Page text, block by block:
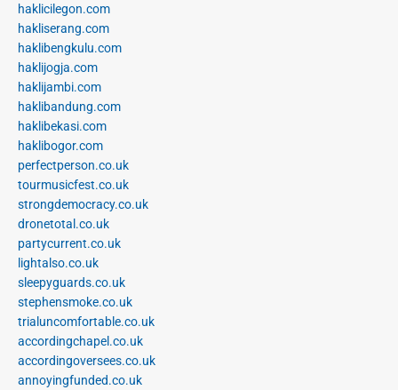
haklicilegon.com
hakliserang.com
haklibengkulu.com
haklijogja.com
haklijambi.com
haklibandung.com
haklibekasi.com
haklibogor.com
perfectperson.co.uk
tourmusicfest.co.uk
strongdemocracy.co.uk
dronetotal.co.uk
partycurrent.co.uk
lightalso.co.uk
sleepyguards.co.uk
stephensmoke.co.uk
trialuncomfortable.co.uk
accordingchapel.co.uk
accordingoversees.co.uk
annoyingfunded.co.uk